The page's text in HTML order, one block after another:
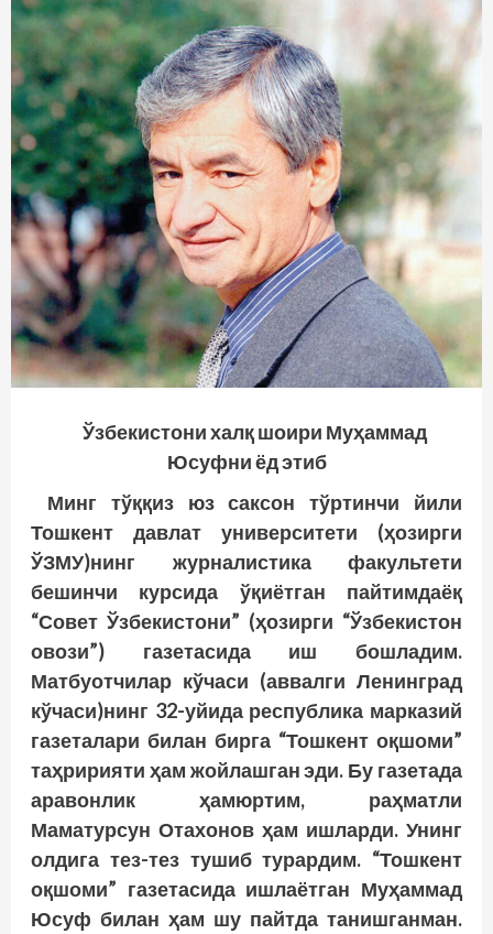
Ўзбекистони халқ шоири Муҳаммад
Юсуфни ёд этиб
Минг тўққиз юз саксон тўртинчи йили
Тошкент давлат университети (ҳозирги
ЎЗМУ)нинг журналистика факультети
бешинчи курсида ўқиётган пайтимдаёқ
“Совет Ўзбекистони” (ҳозирги “Ўзбекистон
овози”) газетасида иш бошладим.
Матбуотчилар кўчаси (аввалги Ленинград
кўчаси)нинг 32-уйида республика марказий
газеталари билан бирга “Тошкент оқшоми”
таҳририяти ҳам жойлашган эди. Бу газетада
аравонлик ҳамюртим, раҳматли
Маматурсун Отахонов ҳам ишларди. Унинг
олдига тез-тез тушиб турардим. “Тошкент
оқшоми” газетасида ишлаётган Муҳаммад
Юсуф билан ҳам шу пайтда танишганман.